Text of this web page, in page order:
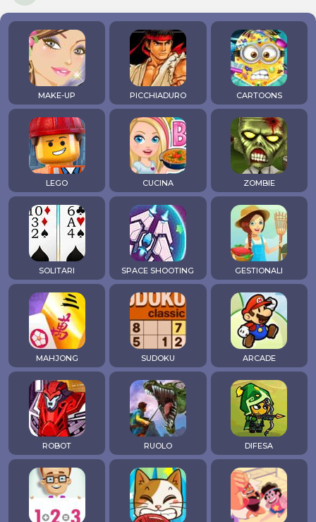
MAKE-UP PICCHIADURO CARTOONS
LEGO CUCINA ZOMBIE
SOLITARI SPACE SHOOTING GESTIONALI
MAHJONG SUDOKU ARCADE
ROBOT RUOLO DIFESA